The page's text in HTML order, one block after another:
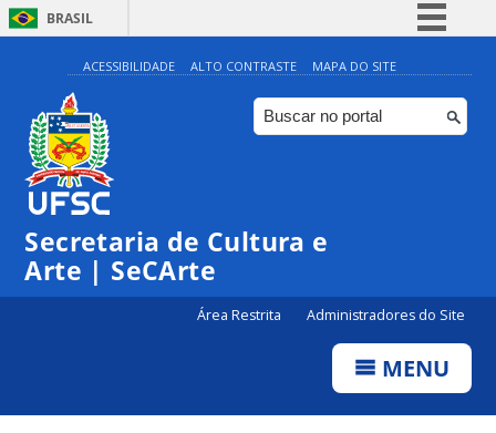
BRASIL
Simplifique!
Comunica BR
Participe
ACESSIBILIDADE ALTO CONTRASTE MAPA DO SITE
Secretaria de Cultura e
Arte | SeCArte
Área Restrita Administradores do Site
MENU
0:00
1:00